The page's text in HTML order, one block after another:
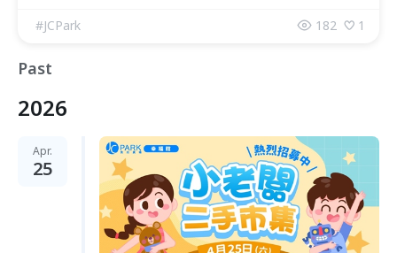
#JCPark 182 1
Past
2026
Apr.
25